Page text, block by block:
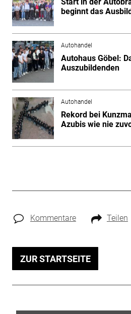
Start in der
beginnt das
Autohandel
Autohaus Göbel:
Auszubildenden
Autohandel
Rekord bei
Azubis wie nie
Kommentare Teilen
ZUR STARTSEITE